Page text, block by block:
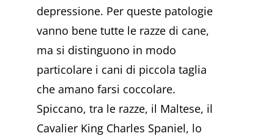
depressione. Per queste patologie
vanno bene tutte le razze di cane,
ma si distinguono in modo
particolare i cani di piccola taglia
che amano farsi coccolare.
Spiccano, tra le razze, il Maltese, il
Cavalier King Charles Spaniel, lo